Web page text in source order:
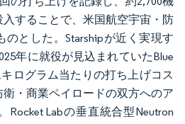
入することで、米国航空宇宙・防
とした。Starshipが近く実現す
年に就役が見込まれていたBlue
ログラム当たりの打ち上げコス
衛・商業ペイロードの双方へのア
Rocket Labの垂直統合型Neutron